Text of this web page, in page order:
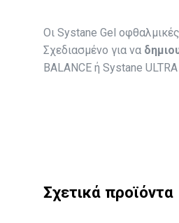
Οι Systane Gel
Σχεδιασμένο για να
BALANCE ή Systane
Σχετικά προϊόντα